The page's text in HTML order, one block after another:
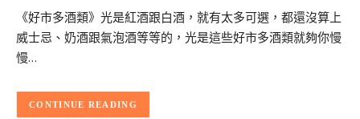
《好市多酒類》光是紅酒跟白酒，就有太多可選，都還沒算上
威士忌、奶酒跟氣泡酒等等的，光是這些好市多酒類就夠你慢
慢…
CONTINUE READING